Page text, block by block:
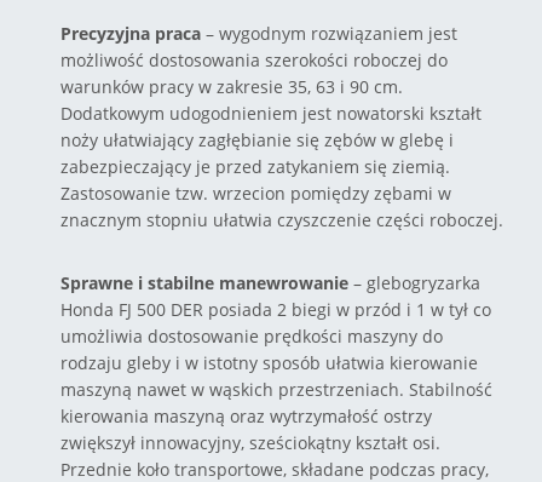
Precyzyjna praca – wygodnym rozwiązaniem jest
możliwość dostosowania szerokości roboczej do
warunków pracy w zakresie 35, 63 i 90 cm.
Dodatkowym udogodnieniem jest nowatorski kształt
noży ułatwiający zagłębianie się zębów w glebę i
zabezpieczający je przed zatykaniem się ziemią.
Zastosowanie tzw. wrzecion pomiędzy zębami w
znacznym stopniu ułatwia czyszczenie części roboczej.
Sprawne i stabilne manewrowanie – glebogryzarka
Honda FJ 500 DER posiada 2 biegi w przód i 1 w tył co
umożliwia dostosowanie prędkości maszyny do
rodzaju gleby i w istotny sposób ułatwia kierowanie
maszyną nawet w wąskich przestrzeniach. Stabilność
kierowania maszyną oraz wytrzymałość ostrzy
zwiększył innowacyjny, sześciokątny kształt osi.
Przednie koło transportowe, składane podczas pracy,